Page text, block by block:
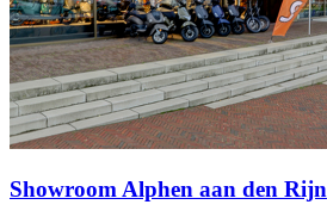
Showroom Alphen aan den Rijn